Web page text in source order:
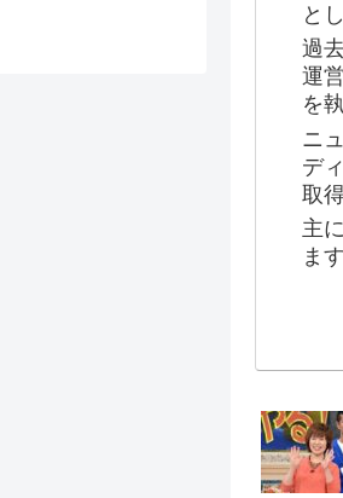
と
過
運
を
ニ
デ
取得
主
ます